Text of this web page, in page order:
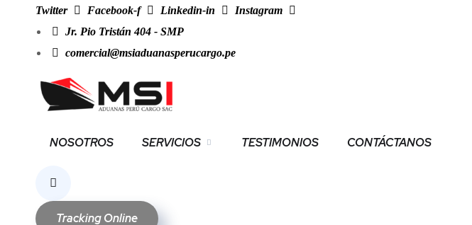
Twitter Facebook-f Linkedin-in
Instagram
Jr. Pio Tristán 404 - SMP
comercial@msiaduanasperucargo.pe
NOSOTROS SERVICIOS TESTIMONIOS CONTÁCTANOS
Tracking Online
NOTHING FOUND
It seems we can’t find what you’re looking for. Perhaps searching can help.